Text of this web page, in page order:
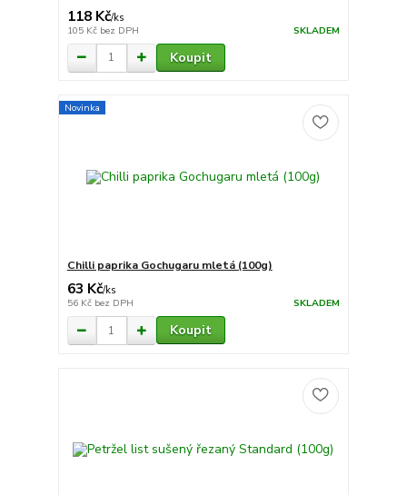
118 Kč/ks
105 Kč bez DPH SKLADEM
Koupit
Novinka
Chilli paprika Gochugaru mletá (100g)
63 Kč/ks
56 Kč bez DPH SKLADEM
Koupit